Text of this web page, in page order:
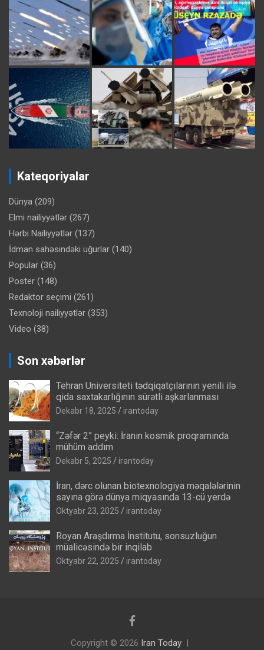
Kateqoriyalar
Dünya (209)
Elmi nailiyyətlər (267)
Hərbi Nailiyyətlər (137)
İdman sahəsindəki uğurlar (140)
Popular (36)
Poster (148)
Redaktor seçimi (261)
Texnoloji nailiyyətlər (353)
Video (38)
Son xəbərlər
Tehran Universiteti tədqiqatçılarının yenili ilə
qida saxtakarlığının sürətli aşkarlanması
Dekabr 18, 2025 irantoday
“Zəfər 2” peyki: İranın kosmik proqramında
mühüm addım
Dekabr 5, 2025 irantoday
İran, dərc olunan biotexnologiya məqalələrinin
sayına görə dünya miqyasında 13-cü yerdə
Oktyabr 23, 2025 irantoday
Royan Araşdırma İnstitutu, sonsuzluğun
müalicəsində bir inqilab
Oktyabr 22, 2025 irantoday
Copyright © 2026 Iran Today